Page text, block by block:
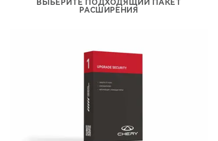
Подключение мониторинговых услуг (дополнительная
ВЫБЕРИТЕ ПОДХОДЯЩИЙ ПАКЕТ
РАСШИРЕНИЯ